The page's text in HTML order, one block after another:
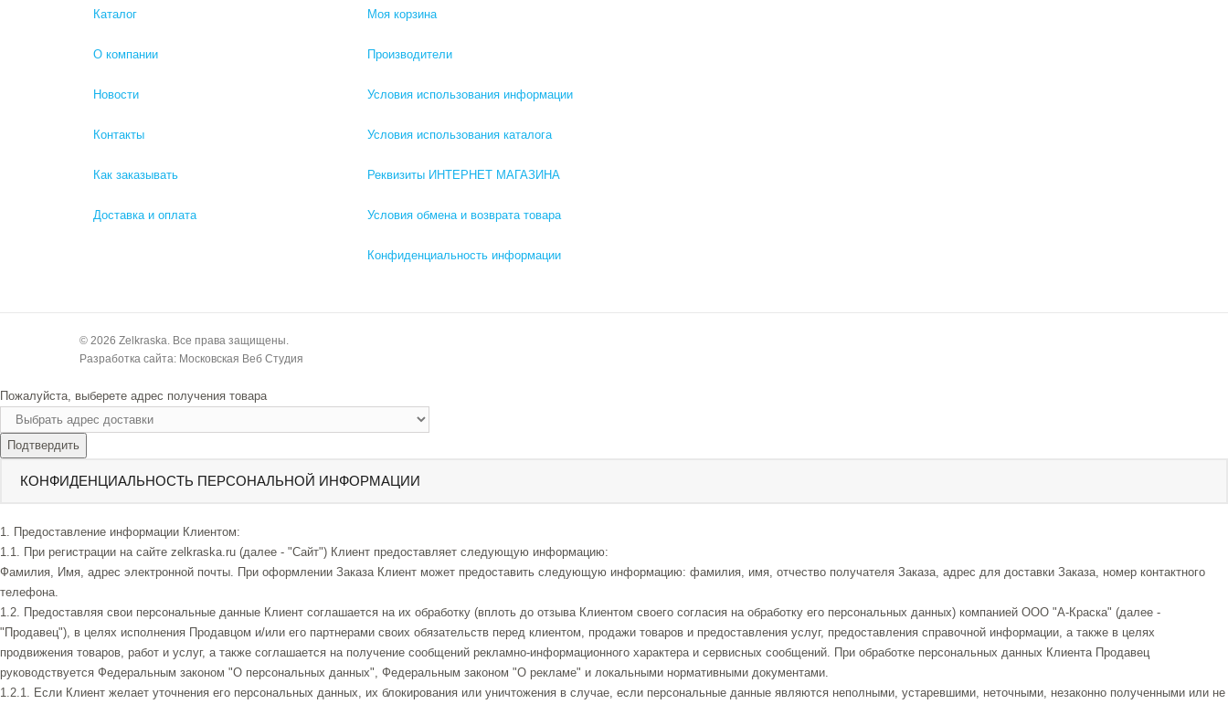
Каталог
О компании
Новости
Контакты
Как заказывать
Доставка и оплата
Моя корзина
Производители
Условия использования информации
Условия использования каталога
Реквизиты ИНТЕРНЕТ МАГАЗИНА
Условия обмена и возврата товара
Конфиденциальность информации
© 2026 Zelkraska. Все права защищены.
Разработка сайта: Московская Веб Студия
Пожалуйста, выберете адрес получения товара
Подтвердить
КОНФИДЕНЦИАЛЬНОСТЬ ПЕРСОНАЛЬНОЙ ИНФОРМАЦИИ
1. Предоставление информации Клиентом:
1.1. При регистрации на сайте zelkraska.ru (далее - "Сайт") Клиент предоставляет следующую информацию:
Фамилия, Имя, адрес электронной почты. При оформлении Заказа Клиент может предоставить следующую информацию: фамилия, имя, отчество получателя Заказа, адрес для доставки Заказа, номер контактного
телефона.
1.2. Предоставляя свои персональные данные Клиент соглашается на их обработку (вплоть до отзыва Клиентом своего согласия на обработку его персональных данных) компанией ООО "А-Краска" (далее -
"Продавец"), в целях исполнения Продавцом и/или его партнерами своих обязательств перед клиентом, продажи товаров и предоставления услуг, предоставления справочной информации, а также в целях
продвижения товаров, работ и услуг, а также соглашается на получение сообщений рекламно-информационного характера и сервисных сообщений. При обработке персональных данных Клиента Продавец
руководствуется Федеральным законом "О персональных данных", Федеральным законом "О рекламе" и локальными нормативными документами.
1.2.1. Если Клиент желает уточнения его персональных данных, их блокирования или уничтожения в случае, если персональные данные являются неполными, устаревшими, неточными, незаконно полученными или не